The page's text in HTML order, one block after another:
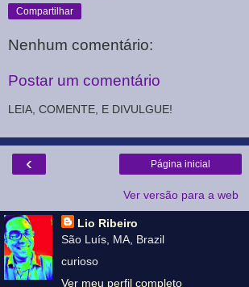
Compartilhar
Nenhum comentário:
Postar um comentário
LEIA, COMENTE, E DIVULGUE!
‹ Página inicial
Ver versão para a web
Lio Ribeiro
São Luís, MA, Brazil
curioso
Ver meu perfil completo